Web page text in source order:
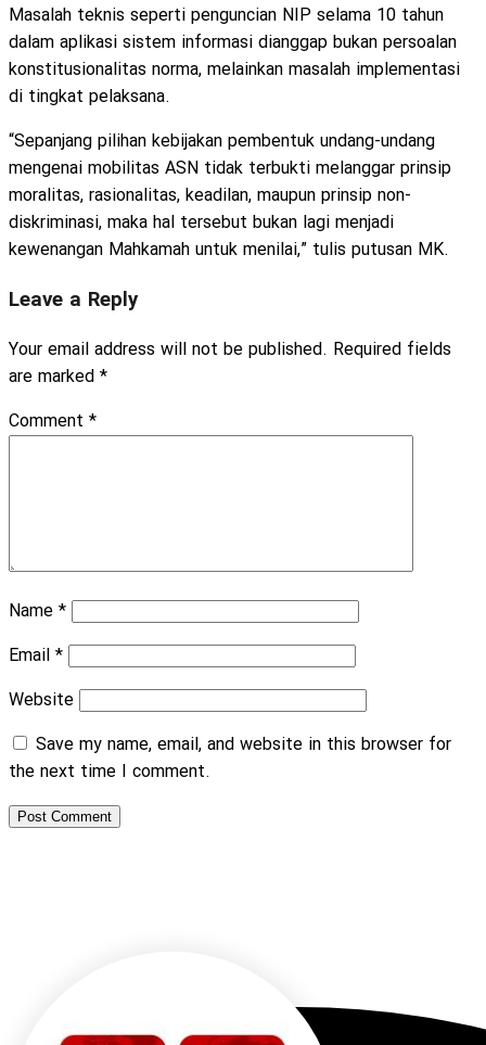
Masalah teknis seperti penguncian NIP selama 10 tahun
dalam aplikasi sistem informasi dianggap bukan persoalan
konstitusionalitas norma, melainkan masalah implementasi
di tingkat pelaksana.
“Sepanjang pilihan kebijakan pembentuk undang-undang
mengenai mobilitas ASN tidak terbukti melanggar prinsip
moralitas, rasionalitas, keadilan, maupun prinsip non-
diskriminasi, maka hal tersebut bukan lagi menjadi
kewenangan Mahkamah untuk menilai,” tulis putusan MK.
Leave a Reply
Your email address will not be published. Required fields
are marked *
Comment *
Name *
Email *
Website
Save my name, email, and website in this browser for
the next time I comment.